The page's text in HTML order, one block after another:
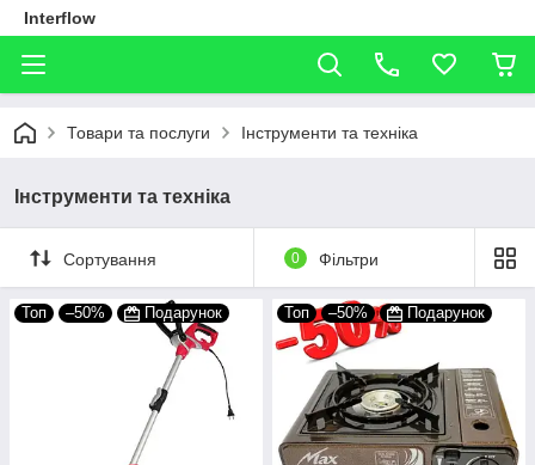
Interflow
Товари та послуги Інструменти та техніка
Інструменти та техніка
Сортування 0 Фільтри
Топ –50% Подарунок Топ –50% Подарунок